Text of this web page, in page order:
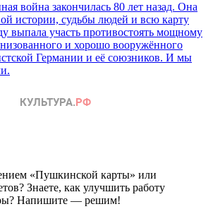
война закончилась 80 лет назад. Она
истории, судьбы людей и всю карту
выпала участь противостоять мощному
и хорошо вооружённого
Германии и её союзников. И мы
«Пушкинской карты» или
Знаете, как улучшить работу
Напишите — решим!